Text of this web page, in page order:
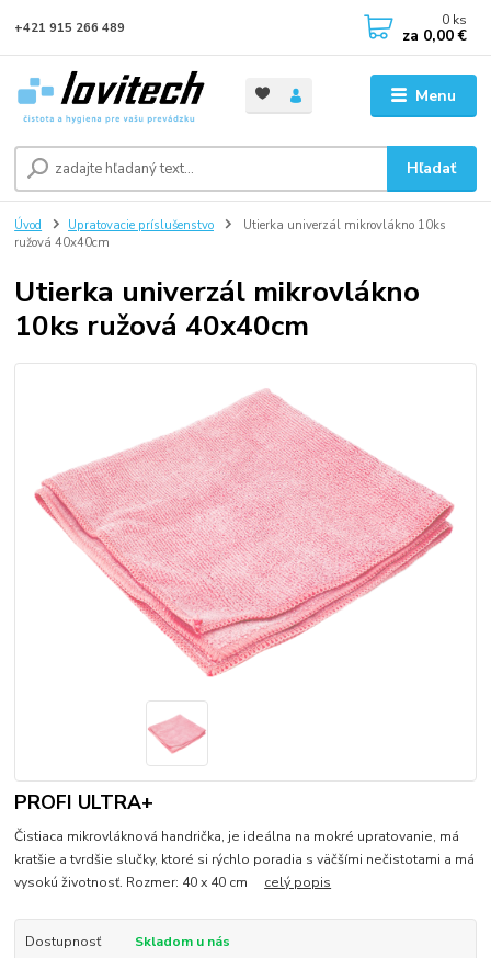
Menu
Hľadať
+421 915 266 489 0 ks
za 0,00 €
Úvod Upratovacie príslušenstvo
Utierka univerzál mikrovlákno 10ks
ružová 40x40cm
Utierka univerzál mikrovlákno
10ks ružová 40x40cm
PROFI ULTRA+
​Čistiaca mikrovláknová handrička, je ideálna na mokré upratovanie, má
kratšie a tvrdšie slučky, ktoré si rýchlo poradia s väčšími nečistotami a má
vysokú životnosť. Rozmer: 40 x 40 cm celý popis
Dostupnosť Skladom u nás